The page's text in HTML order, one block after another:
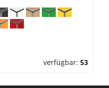
verfügbar: 53